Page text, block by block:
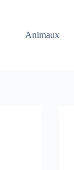
Animaux